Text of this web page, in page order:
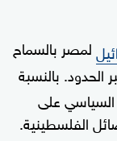
لمصر بالسماح
الحدود. بالنسبة
على
الفلسطينية.